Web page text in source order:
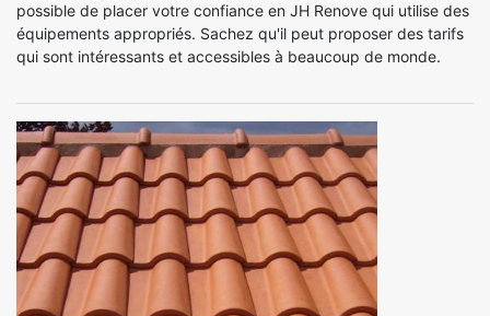
possible de placer votre confiance en JH Renove qui utilise des
équipements appropriés. Sachez qu'il peut proposer des tarifs
qui sont intéressants et accessibles à beaucoup de monde.